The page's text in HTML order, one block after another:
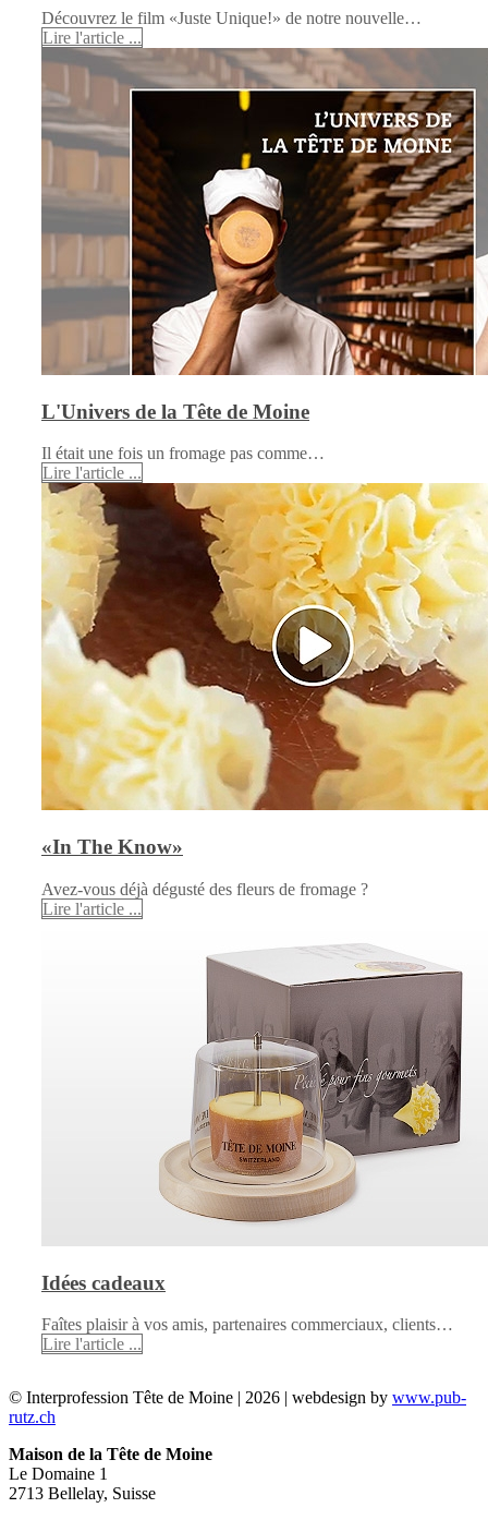
Découvrez le film «Juste Unique!» de notre nouvelle…
Lire l'article ...
L'Univers de la Tête de Moine
Il était une fois un fromage pas comme…
Lire l'article ...
«In The Know»
Avez-vous déjà dégusté des fleurs de fromage ?
Lire l'article ...
Idées cadeaux
Faîtes plaisir à vos amis, partenaires commerciaux, clients…
Lire l'article ...
© Interprofession Tête de Moine | 2026 | webdesign by www.pub-
rutz.ch
Maison de la Tête de Moine
Le Domaine 1
2713 Bellelay, Suisse